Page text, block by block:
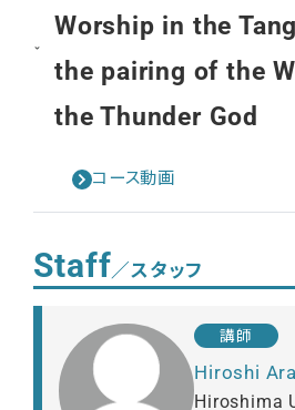
Worship in the
the pairing of the
the Thunder God
コース動画
Staff／スタッフ
講師
Hiroshi
Hiroshima